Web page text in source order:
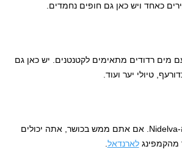
כאחד ויש כאן גם חופים נחמדים.
מים רדודים מתאימים לקטנטנים. יש כאן גם
טיולי יער ועוד.
אפשר לשוט בקאנו על ה-Nidelva. אם אתם ממש בכושר, אתה יכולים
מהקמפינגלארנדאל.